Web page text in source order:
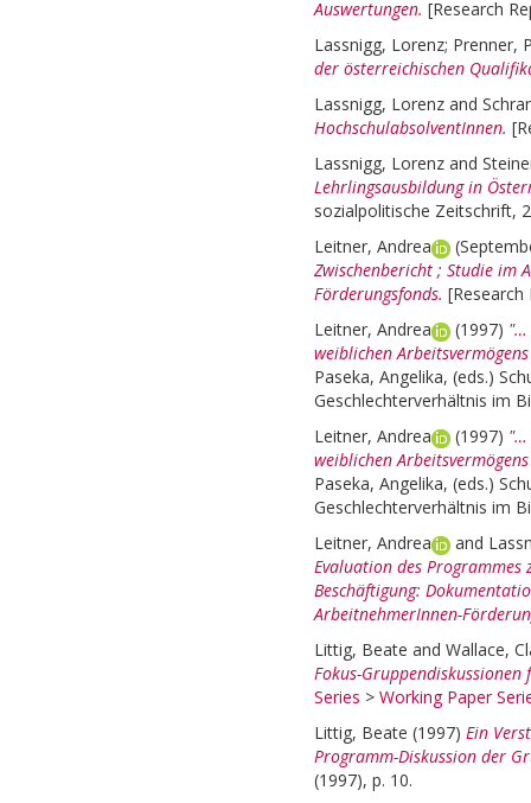
Auswertungen. [Research
Lassnigg, Lorenz; Prenner,
der österreichischen
Lassnigg, Lorenz and
HochschulabsolventInnen.
Lassnigg, Lorenz and
Lehrlingsausbildung in
sozialpolitische Zeitschrift,
Leitner, Andrea
Zwischenbericht ; Studie im
Förderungsfonds. [Research
Leitner, Andrea
(1997) "…
weiblichen
Paseka, Angelika, (eds.)
Geschlechterverhältnis im
Leitner, Andrea
(1997) "…
weiblichen
Paseka, Angelika, (eds.)
Geschlechterverhältnis im
Leitner, Andrea
and
Evaluation des Programmes
Beschäftigung:
ArbeitnehmerInnen-
Littig, Beate and Wallace,
Fokus-
Series > Working Paper
Littig, Beate (1997) Ein
Programm-Diskussion der
(1997), p. 10.